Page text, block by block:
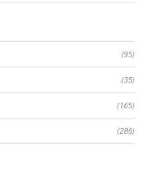
(95)
(35)
(165)
(286)